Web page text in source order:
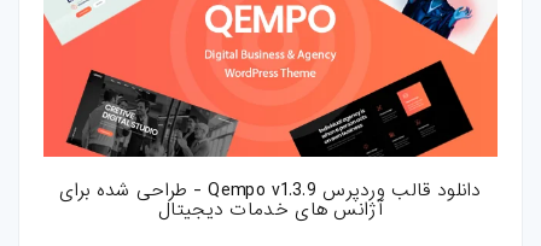
دانلود قالب وردپرس Qempo v1.3.9 - طراحی شده برای
آژانس های خدمات دیجیتال